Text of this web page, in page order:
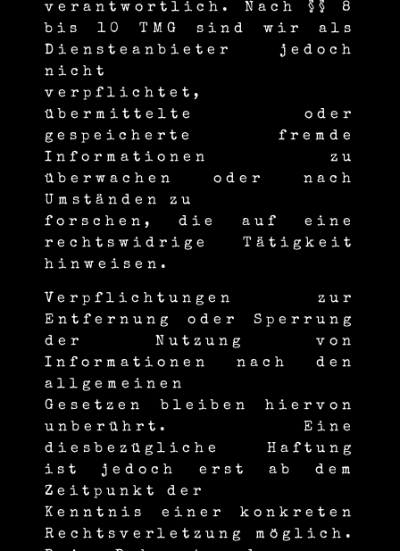
verantwortlich. Nach §§ 8
bis 10 TMG sind wir als
Diensteanbieter jedoch
nicht
verpflichtet,
übermittelte oder
gespeicherte fremde
Informationen zu
überwachen oder nach
Umständen zu
forschen, die auf eine
rechtswidrige Tätigkeit
hinweisen.
Verpflichtungen zur
Entfernung oder Sperrung
der Nutzung von
Informationen nach den
allgemeinen
Gesetzen bleiben hiervon
unberührt. Eine
diesbezügliche Haftung
ist jedoch erst ab dem
Zeitpunkt der
Kenntnis einer konkreten
Rechtsverletzung möglich.